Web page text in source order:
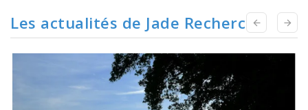
Les actualités de Jade Recherche
 